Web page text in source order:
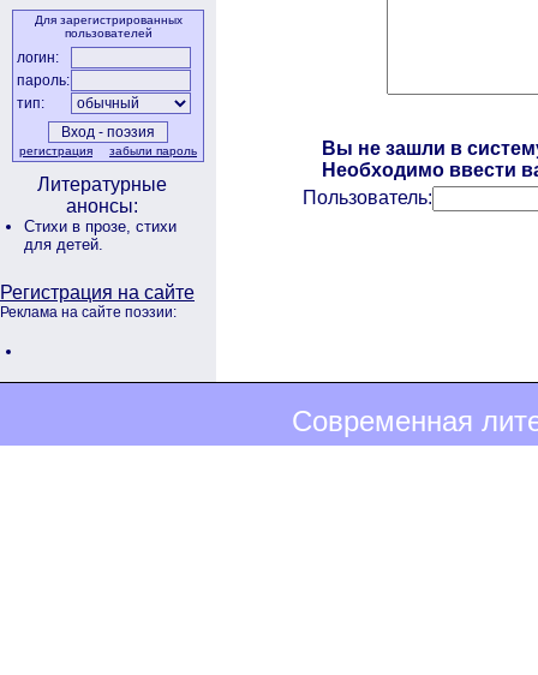
Для зарегистрированных
пользователей
логин:
пароль:
тип:
регистрация забыли пароль
Литературные
анонсы:
Стихи в прозе, стихи
для детей.
Регистрация на сайте
Реклама на сайте поэзии:
Вы не зашли в
Необходимо ввести
Пользователь:
Современная